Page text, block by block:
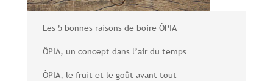
Les 5 bonnes raisons de boire ÔPIA
ÔPIA, un concept dans l’air du temps
ÔPIA, le fruit et le goût avant tout